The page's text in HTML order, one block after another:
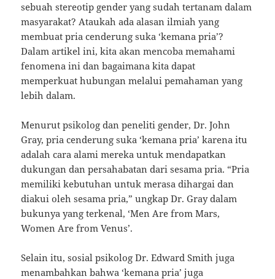
sebuah stereotip gender yang sudah tertanam dalam
masyarakat? Ataukah ada alasan ilmiah yang
membuat pria cenderung suka ‘kemana pria’?
Dalam artikel ini, kita akan mencoba memahami
fenomena ini dan bagaimana kita dapat
memperkuat hubungan melalui pemahaman yang
lebih dalam.
Menurut psikolog dan peneliti gender, Dr. John
Gray, pria cenderung suka ‘kemana pria’ karena itu
adalah cara alami mereka untuk mendapatkan
dukungan dan persahabatan dari sesama pria. “Pria
memiliki kebutuhan untuk merasa dihargai dan
diakui oleh sesama pria,” ungkap Dr. Gray dalam
bukunya yang terkenal, ‘Men Are from Mars,
Women Are from Venus’.
Selain itu, sosial psikolog Dr. Edward Smith juga
menambahkan bahwa ‘kemana pria’ juga